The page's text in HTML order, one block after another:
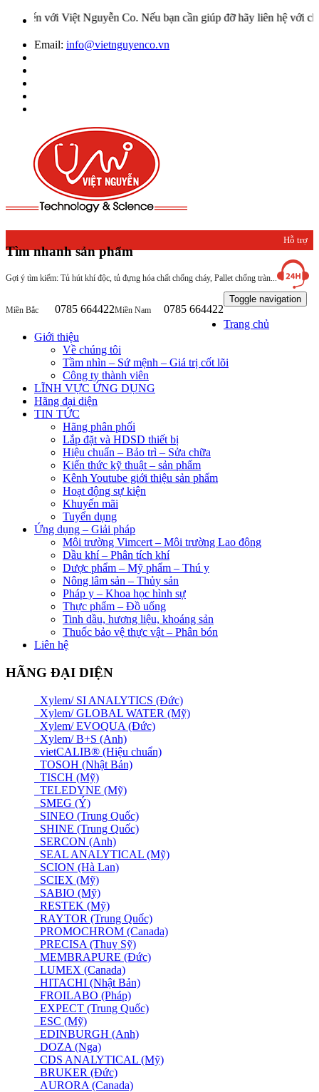
Việt Nguyễn Co. Nếu bạn cần giúp đỡ hãy liên hệ với chúng tôi
Email: info@vietnguyenco.vn
Tìm nhanh sản phẩm
Gợi ý tìm kiếm: Tủ hút khí độc, tủ đựng hóa chất chống cháy, Pallet chống tràn...
Hỗ trợ
khách
hàng
Miền Bắc 0785 664422Miền Nam 0785 664422
Toggle navigation
Trang chủ
Giới thiệu
Về chúng tôi
Tầm nhìn – Sứ mệnh – Giá trị cốt lõi
Công ty thành viên
LĨNH VỰC ỨNG DỤNG
Hãng đại diện
TIN TỨC
Hãng phân phối
Lắp đặt và HDSD thiết bị
Hiệu chuẩn – Bảo trì – Sửa chữa
Kiến thức kỹ thuật – sản phẩm
Kênh Youtube giới thiệu sản phẩm
Hoạt động sự kiện
Khuyến mãi
Tuyển dụng
Ứng dụng – Giải pháp
Môi trường Vimcert – Môi trường Lao động
Dầu khí – Phân tích khí
Dược phẩm – Mỹ phẩm – Thú y
Nông lâm sản – Thủy sản
Pháp y – Khoa học hình sự
Thực phẩm – Đồ uống
Tinh dầu, hương liệu, khoáng sản
Thuốc bảo vệ thực vật – Phân bón
Liên hệ
HÃNG ĐẠI DIỆN
Xylem/ SI ANALYTICS (Đức)
Xylem/ GLOBAL WATER (Mỹ)
Xylem/ EVOQUA (Đức)
Xylem/ B+S (Anh)
vietCALIB® (Hiệu chuẩn)
TOSOH (Nhật Bản)
TISCH (Mỹ)
TELEDYNE (Mỹ)
SMEG (Ý)
SINEO (Trung Quốc)
SHINE (Trung Quốc)
SERCON (Anh)
SEAL ANALYTICAL (Mỹ)
SCION (Hà Lan)
SCIEX (Mỹ)
SABIO (Mỹ)
RESTEK (Mỹ)
RAYTOR (Trung Quốc)
PROMOCHROM (Canada)
PRECISA (Thuỵ Sỹ)
MEMBRAPURE (Đức)
LUMEX (Canada)
HITACHI (Nhật Bản)
FROILABO (Pháp)
EXPECT (Trung Quốc)
ESC (Mỹ)
EDINBURGH (Anh)
DOZA (Nga)
CDS ANALYTICAL (Mỹ)
BRUKER (Đức)
AURORA (Canada)